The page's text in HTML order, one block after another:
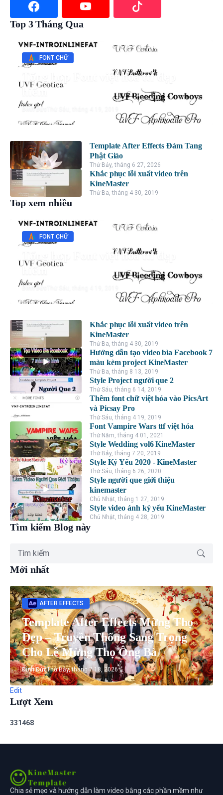
Top 3 Tháng Qua
FONT CHỮ
Tổng hợp Font việt hóa ttf đẹp
hiếm
Đình Đức
Template After Effects Đám Tang
Phật Giáo
Thứ Bảy, tháng 6 27, 2026
Khắc phục lỗi xuất video trên
KineMaster
Thứ Ba, tháng 4 30, 2019
Top xem nhiều
FONT CHỮ
Tổng hợp Font việt hóa ttf đẹp
hiếm
Đình Đức
Khắc phục lỗi xuất video trên
KineMaster
Thứ Ba, tháng 4 30, 2019
Hướng dẫn tạo video bìa Facebook 7
màu kèm project KineMaster
Thứ Ba, tháng 8 13, 2019
Style Project người que 2
Thứ Sáu, tháng 6 14, 2019
Thêm font chữ việt hóa vào PicsArt
và Picsay Pro
Thứ Sáu, tháng 4 19, 2019
Font Vampire Wars ttf việt hóa
Thứ Năm, tháng 4 01, 2021
Style Wedding vol6 KineMaster
Thứ Bảy, tháng 7 20, 2019
Style Kỷ Yếu 2020 - KineMaster
Thứ Sáu, tháng 6 26, 2020
Style người que giới thiệu
kinemaster
Chủ Nhật, tháng 1 27, 2019
Style video ảnh kỷ yếu KineMaster
Chủ Nhật, tháng 4 28, 2019
Tìm kiếm Blog này
Mới nhất
AFTER EFFECTS
Template After Effects Mừng Thọ
Đẹp – Truyền Thống Sang Trọng
Cho Lễ Mừng Thọ Ông Bà
Đình ĐứcThứ Bảy, tháng 7 18, 2026
Edit
Lượt Xem
331 468
Chia sẻ mẹo và hướng dẫn làm video bằng các phần mềm như